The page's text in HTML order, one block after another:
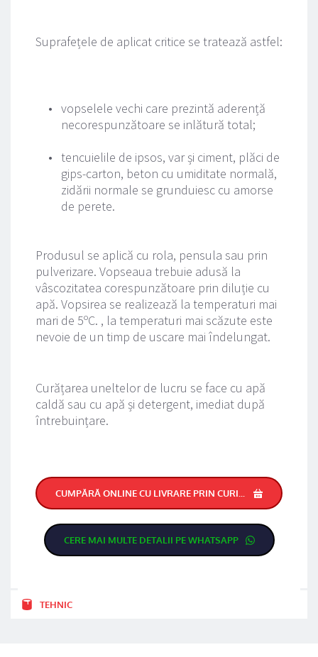
Suprafețele de aplicat critice se tratează astfel:
vopselele vechi care prezintă aderență
necorespunzătoare se inlătură total;
tencuielile de ipsos, var și ciment, plăci de
gips-carton, beton cu umiditate normală,
zidării normale se grunduiesc cu amorse
de perete.
Produsul se aplică cu rola, pensula sau prin
pulverizare. Vopseaua trebuie adusă la
vâscozitatea corespunzătoare prin diluție cu
apă. Vopsirea se realizează la temperaturi mai
mari de 5ºC. , la temperaturi mai scăzute este
nevoie de un timp de uscare mai îndelungat.
Curățarea uneltelor de lucru se face cu apă
caldă sau cu apă și detergent, imediat după
întrebuințare.
CUMPĂRĂ ONLINE CU LIVRARE PRIN CURIER RAPID
CERE MAI MULTE DETALII PE WHATSAPP
TEHNIC